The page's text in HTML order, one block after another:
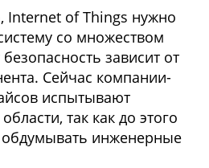
Internet of Things нужно
со множеством
зависит от
Сейчас компании-
испытывают
так как до этого
инженерные